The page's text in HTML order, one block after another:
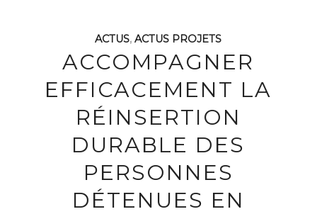
ACTUS,ACTUS PROJETS
ACCOMPAGNER
EFFICACEMENT LA
RÉINSERTION
DURABLE DES
PERSONNES
DÉTENUES EN